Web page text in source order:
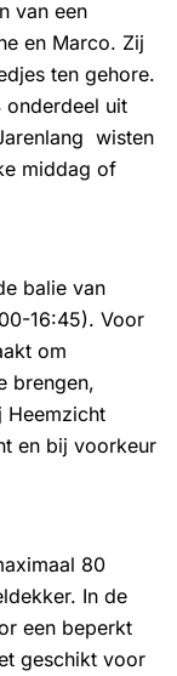
van een
en Marco. Zij
ten gehore.
onderdeel uit
wisten
middag of
balie van
16:45). Voor
om
brengen,
Heemzicht
en bij voorkeur
80
In de
een beperkt
geschikt voor